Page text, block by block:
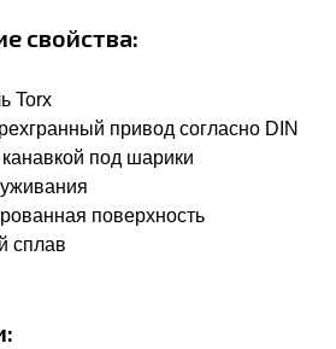
свойства:
Torx
привод согласно DIN
под шарики
поверхность
сплав